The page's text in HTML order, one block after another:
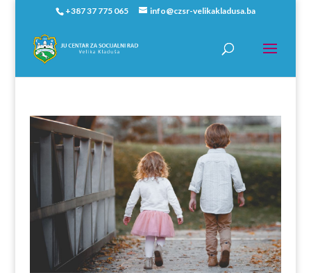
+387 37 775 065 info@czsr-velikakladusa.ba